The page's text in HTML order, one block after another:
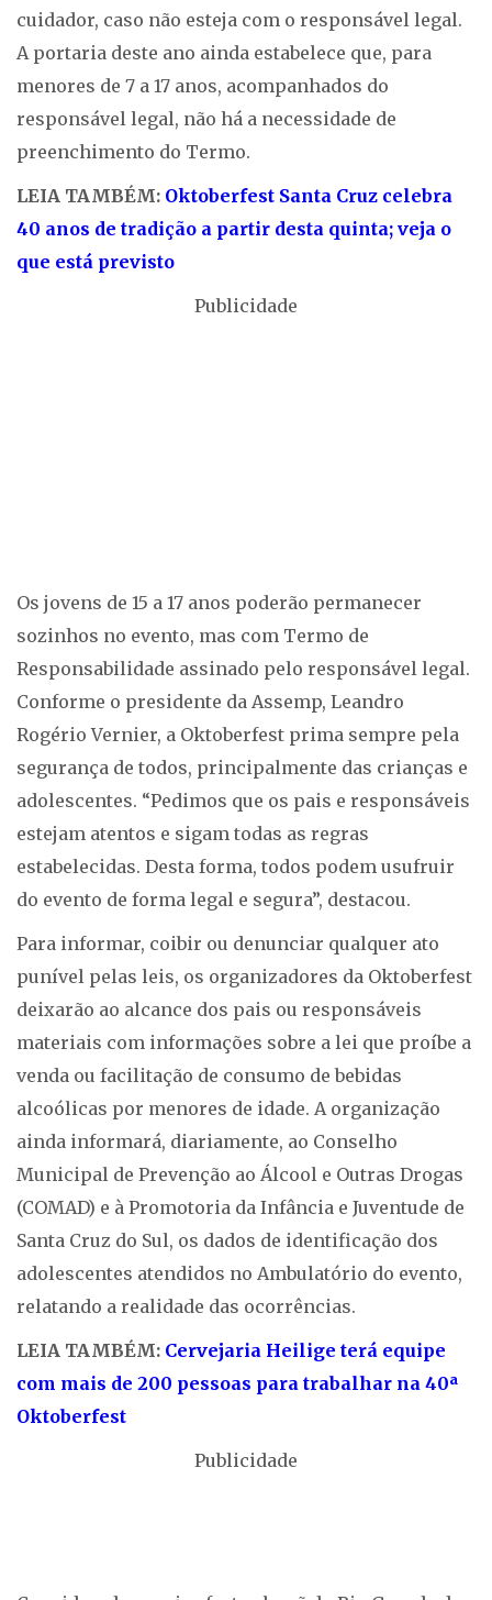
cuidador, caso não esteja com o responsável legal.
A portaria deste ano ainda estabelece que, para
menores de 7 a 17 anos, acompanhados do
responsável legal, não há a necessidade de
preenchimento do Termo.
LEIA TAMBÉM: Oktoberfest Santa Cruz celebra
40 anos de tradição a partir desta quinta; veja o
que está previsto
Publicidade
Os jovens de 15 a 17 anos poderão permanecer
sozinhos no evento, mas com Termo de
Responsabilidade assinado pelo responsável legal.
Conforme o presidente da Assemp, Leandro
Rogério Vernier, a Oktoberfest prima sempre pela
segurança de todos, principalmente das crianças e
adolescentes. “Pedimos que os pais e responsáveis
estejam atentos e sigam todas as regras
estabelecidas. Desta forma, todos podem usufruir
do evento de forma legal e segura”, destacou.
Para informar, coibir ou denunciar qualquer ato
punível pelas leis, os organizadores da Oktoberfest
deixarão ao alcance dos pais ou responsáveis
materiais com informações sobre a lei que proíbe a
venda ou facilitação de consumo de bebidas
alcoólicas por menores de idade. A organização
ainda informará, diariamente, ao Conselho
Municipal de Prevenção ao Álcool e Outras Drogas
(COMAD) e à Promotoria da Infância e Juventude de
Santa Cruz do Sul, os dados de identificação dos
adolescentes atendidos no Ambulatório do evento,
relatando a realidade das ocorrências.
LEIA TAMBÉM: Cervejaria Heilige terá equipe
com mais de 200 pessoas para trabalhar na 40ª
Oktoberfest
Publicidade